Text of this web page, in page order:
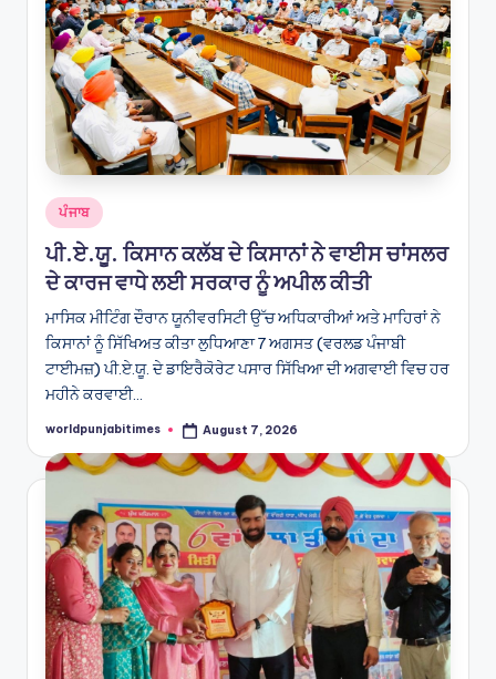
Posted
in
ਪੰਜਾਬ
ਪੀ.ਏ.ਯੂ. ਕਿਸਾਨ ਕਲੱਬ ਦੇ ਕਿਸਾਨਾਂ ਨੇ ਵਾਈਸ ਚਾਂਸਲਰ
ਦੇ ਕਾਰਜ ਵਾਧੇ ਲਈ ਸਰਕਾਰ ਨੂੰ ਅਪੀਲ ਕੀਤੀ
ਮਾਸਿਕ ਮੀਟਿੰਗ ਦੌਰਾਨ ਯੂਨੀਵਰਸਿਟੀ ਉੱਚ ਅਧਿਕਾਰੀਆਂ ਅਤੇ ਮਾਹਿਰਾਂ ਨੇ
ਕਿਸਾਨਾਂ ਨੂੰ ਸਿੱਖਿਅਤ ਕੀਤਾ ਲੁਧਿਆਣਾ 7 ਅਗਸਤ (ਵਰਲਡ ਪੰਜਾਬੀ
ਟਾਈਮਜ਼) ਪੀ.ਏ.ਯੂ. ਦੇ ਡਾਇਰੈਕੋਰੇਟ ਪਸਾਰ ਸਿੱਖਿਆ ਦੀ ਅਗਵਾਈ ਵਿਚ ਹਰ
ਮਹੀਨੇ ਕਰਵਾਈ…
Posted
worldpunjabitimes August 7, 2026